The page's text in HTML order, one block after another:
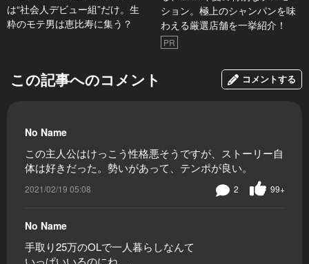
は“社会人デビュー組”だけ。生
粋のモテ男は恵比寿に集う？
ション。極上のシャンパンを味
わえる厳選店舗を一挙紹介！
PR
この記事へのコメント コメントする
No Name
この主人公はけっこう性格悪そうですが、ストーリー自
体は好きだった。勢いがあって、テンポが良い。
2021/02/19 05:08 99+
2
No Name
手取り25万のOLで一人暮らしなんて
いっぱいいるのにね。。